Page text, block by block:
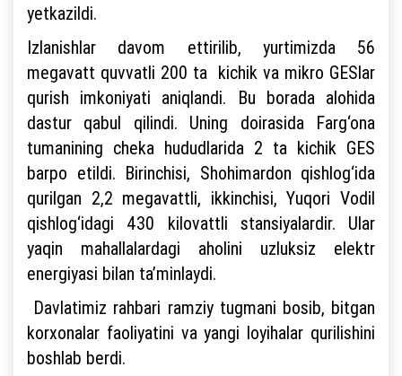
yetkazildi.
Izlanishlar davom ettirilib, yurtimizda 56
megavatt quvvatli 200 ta kichik va mikro GESlar
qurish imkoniyati aniqlandi. Bu borada alohida
dastur qabul qilindi. Uning doirasida Farg‘ona
tumanining cheka hududlarida 2 ta kichik GES
barpo etildi. Birinchisi, Shohimardon qishlog‘ida
qurilgan 2,2 megavattli, ikkinchisi, Yuqori Vodil
qishlog‘idagi 430 kilovattli stansiyalardir. Ular
yaqin mahallalardagi aholini uzluksiz elektr
energiyasi bilan ta’minlaydi.
Davlatimiz rahbari ramziy tugmani bosib, bitgan
korxonalar faoliyatini va yangi loyihalar qurilishini
boshlab berdi.